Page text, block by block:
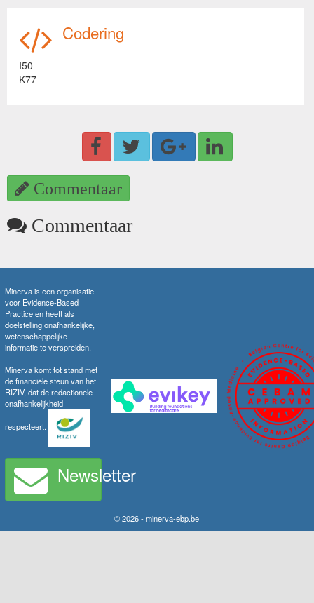
Codering
I50
K77
Commentaar
Commentaar
Minerva is een organisatie
voor Evidence-Based
Practice en heeft als
doelstelling onafhankelijke,
wetenschappelijke
informatie te verspreiden.
Minerva komt tot stand met
de financiële steun van het
RIZIV, dat de redactionele
onafhankelijkheid
respecteert.
Newsletter
© 2026 - minerva-ebp.be